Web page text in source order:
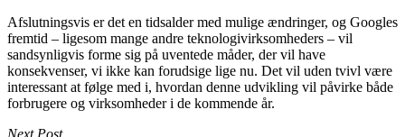
Afslutningsvis er det en tidsalder med mulige ændringer, og Googles
fremtid – ligesom mange andre teknologivirksomheders – vil
sandsynligvis forme sig på uventede måder, der vil have
konsekvenser, vi ikke kan forudsige lige nu. Det vil uden tvivl være
interessant at følge med i, hvordan denne udvikling vil påvirke både
forbrugere og virksomheder i de kommende år.
Next Post